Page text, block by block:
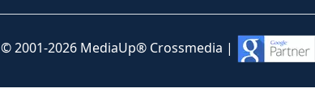
© 2001-2026 MediaUp® Crossmedia |